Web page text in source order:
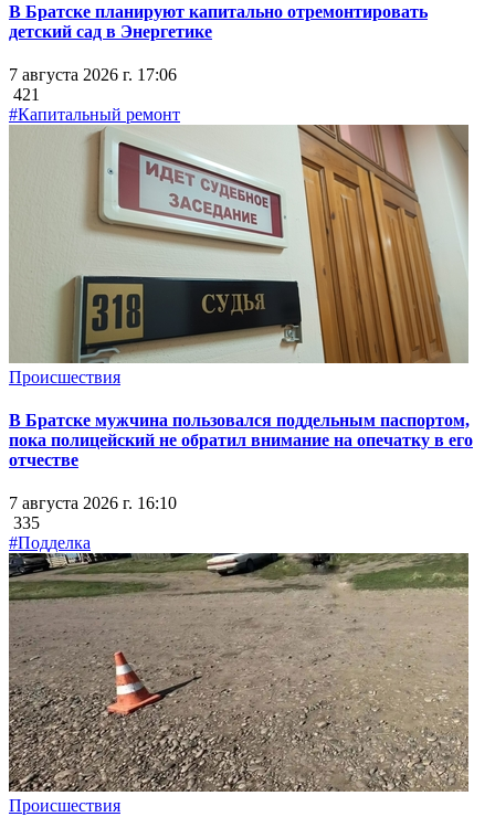
В Братске планируют капитально отремонтировать
детский сад в Энергетике
7 августа 2026 г. 17:06
421
#Капитальный ремонт
Происшествия
В Братске мужчина пользовался поддельным паспортом,
пока полицейский не обратил внимание на опечатку в его
отчестве
7 августа 2026 г. 16:10
335
#Подделка
Происшествия